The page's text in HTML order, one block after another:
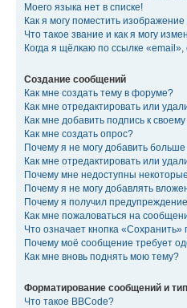
Моего языка нет в списке!
Как я могу поместить
Что такое звание и как я могу
Когда я щёлкаю по ссылке
Создание сообщений
Как мне создать тему в форуме?
Как мне отредактировать или
Как мне добавить подпись к
Как мне создать опрос?
Почему я не могу добавить
Как мне отредактировать или
Почему мне недоступны
Почему я не могу добавлять
Почему я получил
Как мне пожаловаться на
Что означает кнопка
Почему моё сообщение требует
Как мне вновь поднять мою тему?
Форматирование сообщений и
Что такое BBCode?